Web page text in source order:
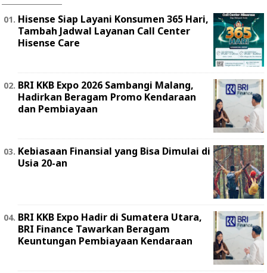
Hisense Siap Layani Konsumen 365 Hari,
Tambah Jadwal Layanan Call Center
Hisense Care
BRI KKB Expo 2026 Sambangi Malang,
Hadirkan Beragam Promo Kendaraan
dan Pembiayaan
Kebiasaan Finansial yang Bisa Dimulai di
Usia 20-an
BRI KKB Expo Hadir di Sumatera Utara,
BRI Finance Tawarkan Beragam
Keuntungan Pembiayaan Kendaraan